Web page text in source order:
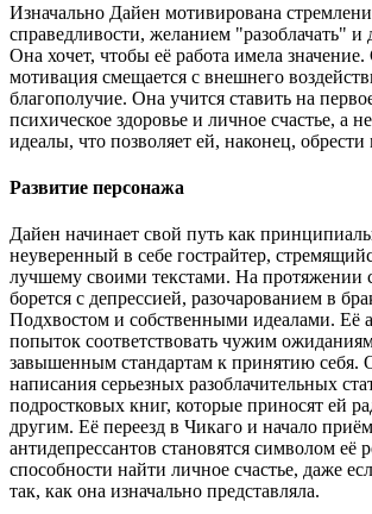
Изначально Дайен мотивирована
справедливости, желанием "разоблачать" и
Она хочет, чтобы её работа имела
мотивация смещается с внешнего
благополучие. Она учится ставить на
психическое здоровье и личное счастье, а
идеалы, что позволяет ей, наконец,
Развитие персонажа
Дайен начинает свой путь как
неуверенный в себе гострайтер,
лучшему своими текстами. На протяжении
борется с депрессией, разочарованием в
Подхвостом и собственными идеалами. Её
попыток соответствовать чужим
завышенным стандартам к принятию себя.
написания серьезных разоблачительных
подростковых книг, которые приносят ей
другим. Её переезд в Чикаго и начало
антидепрессантов становятся символом её
способности найти личное счастье, даже
так, как она изначально представляла.